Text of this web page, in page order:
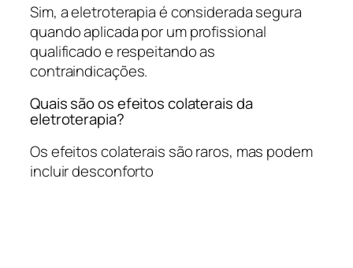
Sim, a eletroterapia é considerada segura
quando aplicada por um profissional
qualificado e respeitando as
contraindicações.
Quais são os efeitos colaterais da
eletroterapia?
Os efeitos colaterais são raros, mas podem
incluir desconforto